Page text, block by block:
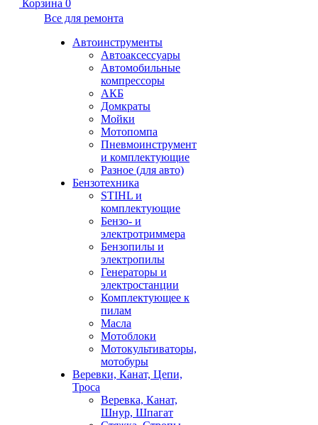
Корзина 0
Все для ремонта
Автоинструменты
Автоаксессуары
Автомобильные
компрессоры
АКБ
Домкраты
Мойки
Мотопомпа
Пневмоинструмент
и комплектующие
Разное (для авто)
Бензотехника
STIHL и
комплектующие
Бензо- и
электротриммера
Бензопилы и
электропилы
Генераторы и
электростанции
Комплектующее к
пилам
Масла
Мотоблоки
Мотокультиваторы,
мотобуры
Веревки, Канат, Цепи,
Троса
Веревка, Канат,
Шнур, Шпагат